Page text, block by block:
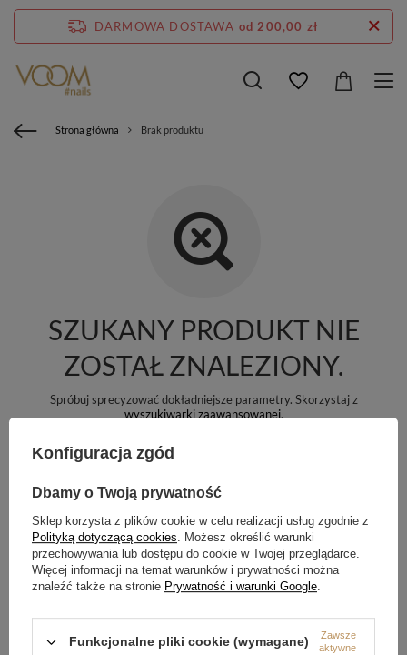
DARMOWA DOSTAWA od 200,00 zł
Strona główna Brak produktu
SZUKANY PRODUKT NIE
ZOSTAŁ ZNALEZIONY.
Spróbuj sprecyzować dokładniejsze parametry. Skorzystaj z
wyszukiwarki zaawansowanej.
SZUKASZ PRODUKTU,
KTÓREGO NIE MAMY W
OFERCIE?
Jeśli nie znalazłeś w naszej ofercie produktu, a chciałbyś kupić go w
naszym sklepie, możesz skorzystać ze specjalnego formularza i przesłać
nam opis szukanego przedmiotu. Aby móc to zrobić musisz być
zalogowany .
Konfiguracja zgód
Dbamy o Twoją prywatność
Sklep korzysta z plików cookie w celu realizacji usług zgodnie z
Polityką dotyczącą cookies. Możesz określić warunki
przechowywania lub dostępu do cookie w Twojej przeglądarce.
Więcej informacji na temat warunków i prywatności można
znaleźć także na stronie Prywatność i warunki Google.
Funkcjonalne pliki cookie (wymagane)
Zawsze
aktywne